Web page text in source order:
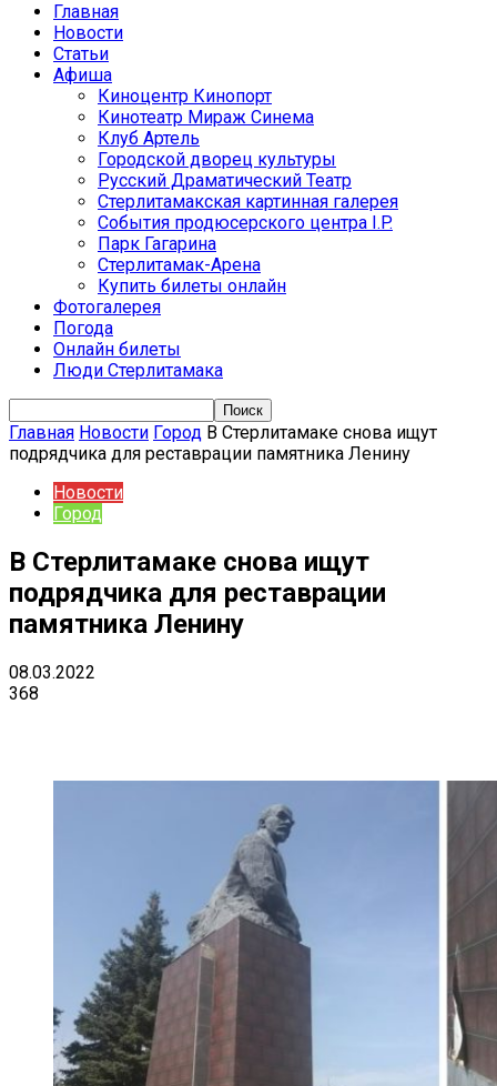
Главная
Новости
Статьи
Афиша
Киноцентр Кинопорт
Кинотеатр Мираж Синема
Клуб Артель
Городской дворец культуры
Русский Драматический Театр
Стерлитамакская картинная галерея
События продюсерского центра I.P.
Парк Гагарина
Стерлитамак-Арена
Купить билеты онлайн
Фотогалерея
Погода
Онлайн билеты
Люди Стерлитамака
Главная Новости Город В Стерлитамаке снова ищут
подрядчика для реставрации памятника Ленину
Новости
Город
В Стерлитамаке снова ищут
подрядчика для реставрации
памятника Ленину
08.03.2022
368